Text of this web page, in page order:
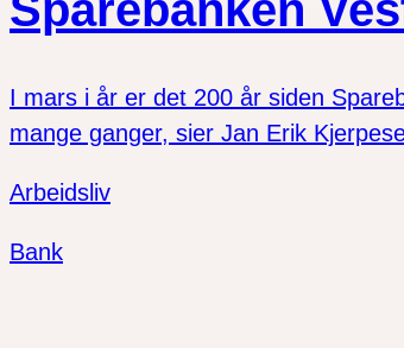
I mars i år er det 200 år siden
mange ganger, sier Jan Erik
Arbeidsliv
Bank